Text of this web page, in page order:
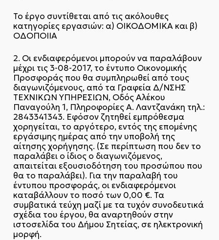
Το έργο συντίθεται από τις ακόλουθες
κατηγορίες εργασιών: α) ΟΙΚΟΔΟΜΙΚΑ και β)
ΟΔΟΠΟΙΙΑ
2. Οι ενδιαφερόμενοι μπορούν να παραλάβουν
μέχρι τις 3-08-2017, το έντυπο Οικονομικής
Προσφοράς που θα συμπληρωθεί από τους
διαγωνιζόμενους, από τα Γραφεία Δ/ΝΣΗΣ
ΤΕΧΝΙΚΩΝ ΥΠΗΡΕΣΙΩΝ, Οδός Αλέκου
Παναγούλη 1, Πληροφορίες Α. Λαντζανάκη τηλ.:
2843341343. Εφόσον ζητηθεί εμπρόθεσμα
χορηγείται, το αργότερο, εντός της επομένης
εργάσιμης ημέρας από την υποβολή της
αίτησης χορήγησης. (Σε περίπτωση που δεν το
παραλάβει ο ίδιος ο διαγωνιζόμενος,
απαιτείται εξουσιοδότηση του προσώπου που
θα το παραλάβει). Για την παραλαβή του
έντυπου προσφοράς, οι ενδιαφερόμενοι
καταβάλλουν το ποσό των 0,00 €. Τα
συμβατικά τεύχη μαζί με τα τυχόν συνοδευτικά
σχέδια του έργου, θα αναρτηθούν στην
ιστοσελίδα του Δήμου Σητείας, σε ηλεκτρονική
μορφή.